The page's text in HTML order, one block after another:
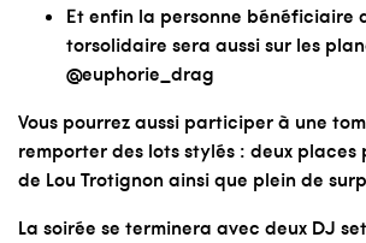
Et enfin la personne bénéficiaire
torsolidaire sera aussi sur les
@euphorie_drag
Vous pourrez aussi participer à une
remporter des lots stylés : deux places
de Lou Trotignon ainsi que plein de
La soirée se terminera avec deux DJ